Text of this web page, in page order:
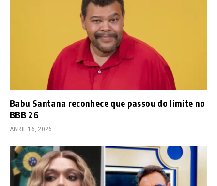
Babu Santana reconhece que passou do limite no
BBB 26
ABRIL 16, 2026